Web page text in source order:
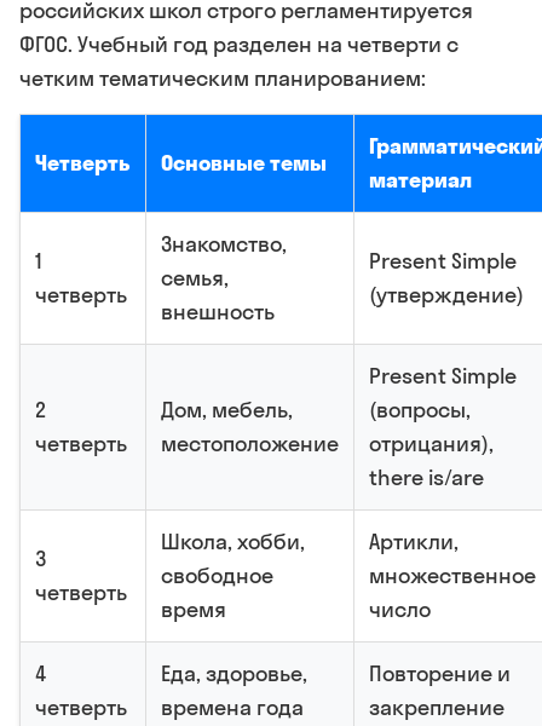
российских школ строго регламентируется
ФГОС. Учебный год разделен на четверти с
четким тематическим планированием:
Четверть Основные темы
материал
1
четверть
Знакомство,
семья,
внешность
Present Simple
(утверждение)
2
четверть
Дом, мебель,
местоположение
Present Simple
(вопросы,
отрицания),
there is/are
3
четверть
Школа, хобби,
свободное
время
Артикли,
множественное
число
4
четверть
Еда, здоровье,
времена года
Повторение и
закрепление